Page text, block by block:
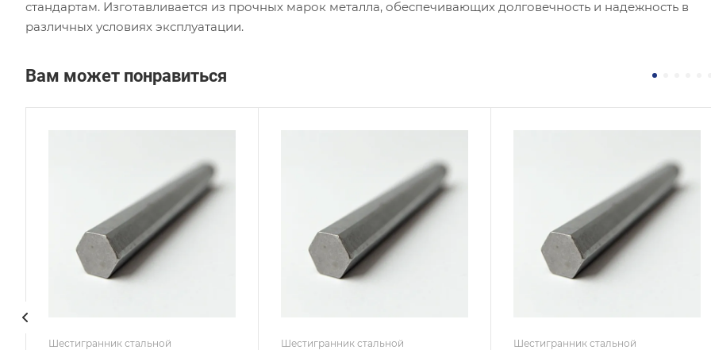
стандартам. Изготавливается из прочных марок металла, обеспечивающих долговечность и надежность в
различных условиях эксплуатации.
Вам может понравиться
Шестигранник стальной
ГОСТ 2879-2006
Технология изготовления
Горячекатаный
Диаметр, мм
19
Шестигранник стальной
ГОСТ 2879-2006
Технология изготовления
Горячекатаный
Диаметр, мм
14
Шестигранник стальной
ГОСТ 2879-88
Технология изготовления
Горячекатаный
Диаметр, мм
100